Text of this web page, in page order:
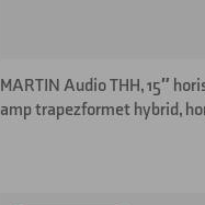
MARTIN Audio THH, 15″
amp trapezformet hybrid,